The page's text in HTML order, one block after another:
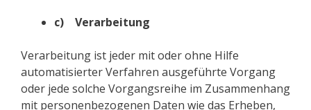
c) Verarbeitung
Verarbeitung ist jeder mit oder ohne Hilfe
automatisierter Verfahren ausgeführte Vorgang
oder jede solche Vorgangsreihe im Zusammenhang
mit personenbezogenen Daten wie das Erheben,